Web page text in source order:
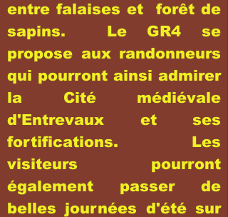
entre falaises et forêt de
sapins. Le GR4 se
propose aux randonneurs
qui pourront ainsi admirer
la Cité médiévale
d'Entrevaux et ses
fortifications. Les
visiteurs pourront
également passer de
belles journées d'été sur